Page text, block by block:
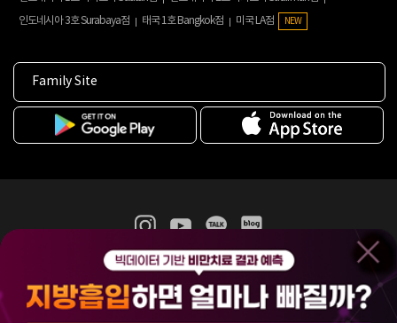
인도네시아 3호 Surabaya점
태국 1호 Bangkok점 미국 LA점 NEW
Family Site
365mc 병·의원 이용약관
홈페이지 이용약관
비급여진료수가
(주)365mcㅣ서울특별시 서초구 서초대로52길 7, 3~4층(서초동, 제일빌딩)